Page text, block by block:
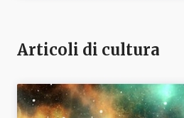
Articoli di cultura